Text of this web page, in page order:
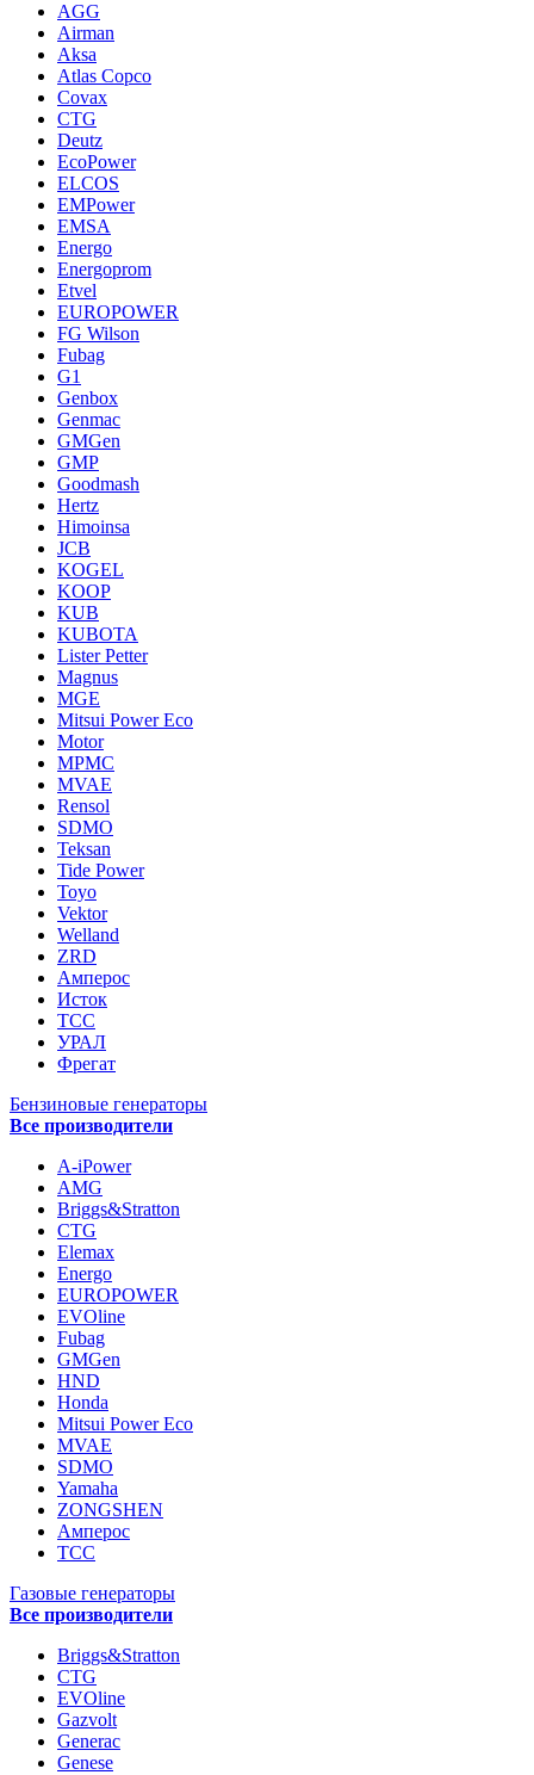
AGG
Airman
Aksa
Atlas Copco
Covax
CTG
Deutz
EcoPower
ELCOS
EMPower
EMSA
Energo
Energoprom
Etvel
EUROPOWER
FG Wilson
Fubag
G1
Genbox
Genmac
GMGen
GMP
Goodmash
Hertz
Himoinsa
JCB
KOGEL
KOOP
KUB
KUBOTA
Lister Petter
Magnus
MGE
Mitsui Power Eco
Motor
MPMC
MVAE
Rensol
SDMO
Teksan
Tide Power
Toyo
Vektor
Welland
ZRD
Амперос
Исток
ТСС
УРАЛ
Фрегат
Бензиновые генераторы
Все производители
A-iPower
AMG
Briggs&Stratton
CTG
Elemax
Energo
EUROPOWER
EVOline
Fubag
GMGen
HND
Honda
Mitsui Power Eco
MVAE
SDMO
Yamaha
ZONGSHEN
Амперос
ТСС
Газовые генераторы
Все производители
Briggs&Stratton
CTG
EVOline
Gazvolt
Generac
Genese